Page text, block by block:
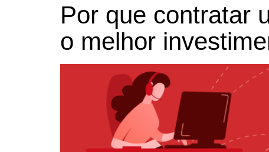
Por que contratar
o melhor